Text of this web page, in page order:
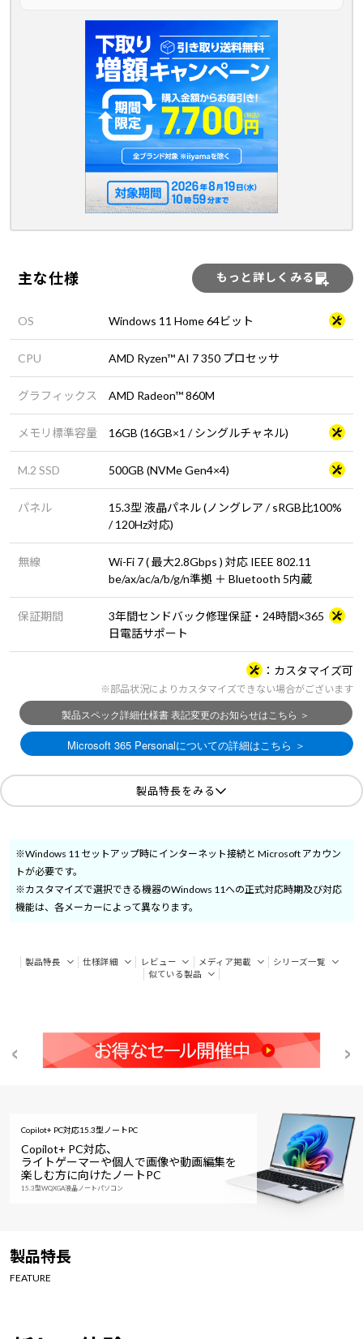
主な仕様 もっと詳しくみる
OS Windows 11 Home 64ビット
CPU AMD Ryzen™ AI 7 350 プロセッサ
グラフィックス AMD Radeon™ 860M
メモリ標準容量 16GB (16GB×1 / シングルチャネル)
M.2 SSD 500GB (NVMe Gen4×4)
パネル
15.3型 液晶パネル (ノングレア / sRGB比100%
/ 120Hz対応)
無線
Wi-Fi 7 ( 最大2.8Gbps ) 対応 IEEE 802.11
be/ax/ac/a/b/g/n準拠 ＋ Bluetooth 5内蔵
保証期間
3年間センドバック修理保証・24時間×365
日電話サポート
カスタマイズ可
※部品状況によりカスタマイズできない場合がございます
製品特長をみる
※Windows 11 セットアップ時にインターネット接続と Microsoft アカウン
トが必要です。
※カスタマイズで選択できる機器のWindows 11への正式対応時期及び対応
機能は、各メーカーによって異なります。
製品特長 仕様詳細 レビュー メディア掲載
シリーズ一覧
似ている製品
Copilot+ PC対応15.3型ノートPC
Copilot+ PC対応、
ライトゲーマーや個人で画像や動画編集を
楽しむ方に向けたノートPC
15.3型WQXGA液晶ノートパソコン
製品特長
FEATURE